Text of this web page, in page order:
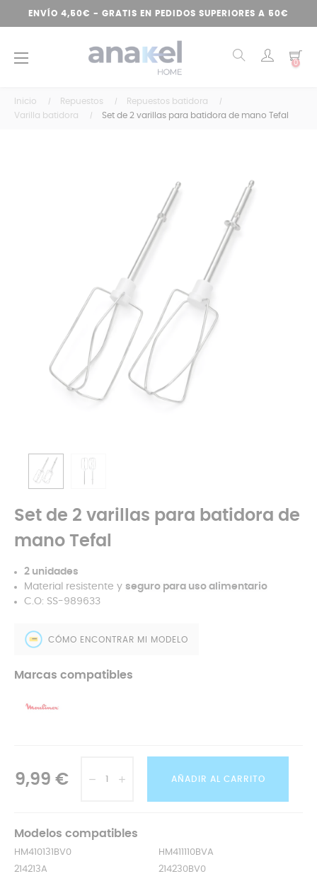
ENVÍO 4,50€ - GRATIS EN PEDIDOS SUPERIORES A 50€
Navegación
☰ 0
Inicio Repuestos
Repuestos batidora
Varilla batidora
Set de 2 varillas para batidora de mano Tefal
Set de 2 varillas para batidora de
mano Tefal
2 unidades
Material resistente y seguro para uso alimentario
C.O: SS-989633
CÓMO ENCONTRAR MI MODELO
Marcas compatibles
9,99 € AÑADIR AL CARRITO
Modelos compatibles
HM410131BV0
HM411110BVA
214213A
214230BV0